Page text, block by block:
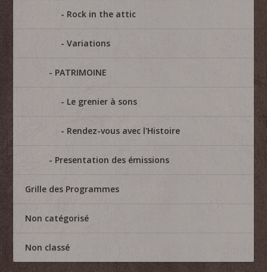
Rock in the attic
Variations
PATRIMOINE
Le grenier à sons
Rendez-vous avec l'Histoire
Presentation des émissions
Grille des Programmes
Non catégorisé
Non classé